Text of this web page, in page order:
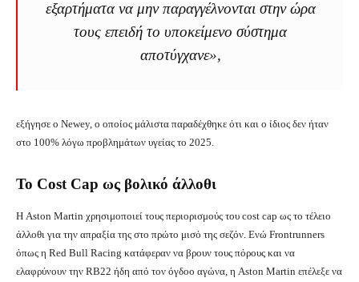
εξαρτήματα να μην παραγγέλνονται στην ώρα
τους επειδή το υποκείμενο σύστημα
αποτύγχανε»,
εξήγησε ο Newey, ο οποίος μάλιστα παραδέχθηκε ότι και ο ίδιος δεν ήταν
στο 100% λόγω προβλημάτων υγείας το 2025.
Το Cost Cap ως βολικό άλλοθι
Η Aston Martin χρησιμοποιεί τους περιορισμούς του cost cap ως το τέλειο
άλλοθι για την απραξία της στο πρώτο μισό της σεζόν. Ενώ Frontrunners
όπως η Red Bull Racing κατάφεραν να βρουν τους πόρους και να
ελαφρύνουν την RB22 ήδη από τον όγδοο αγώνα, η Aston Martin επέλεξε να